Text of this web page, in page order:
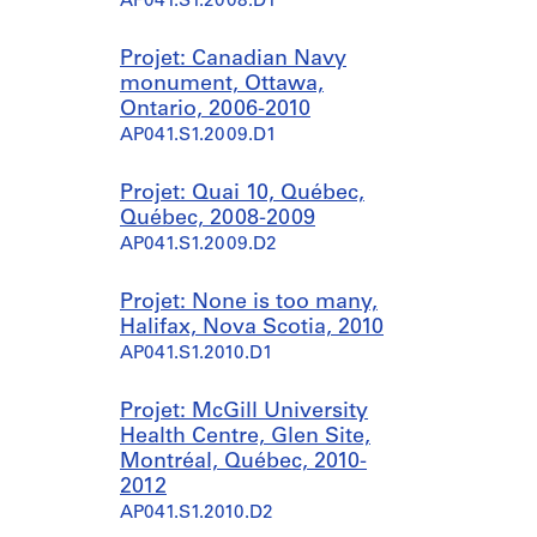
Projet: Canadian Navy
monument, Ottawa,
Ontario, 2006-2010
AP041.S1.2009.D1
Projet: Quai 10, Québec,
Québec, 2008-2009
AP041.S1.2009.D2
Projet: None is too many,
Halifax, Nova Scotia, 2010
AP041.S1.2010.D1
Projet: McGill University
Health Centre, Glen Site,
Montréal, Québec, 2010-
2012
AP041.S1.2010.D2